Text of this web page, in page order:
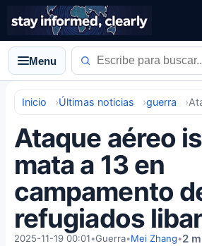
Menu
Inicio Últimas noticias guerra
Ataque aéreo
mata a 13 en
campamento
refugiados
2025-11-19 00:01•Guerra•Mei Zhang•2